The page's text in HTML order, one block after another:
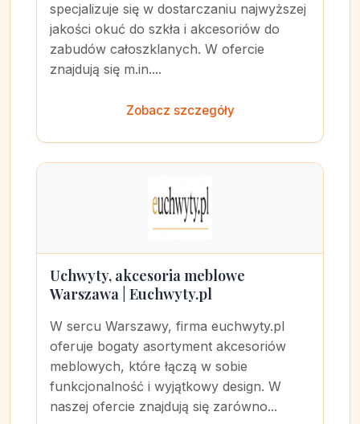
specjalizuje się w dostarczaniu najwyższej
jakości okuć do szkła i akcesoriów do
zabudów całoszklanych. W ofercie
znajdują się m.in....
Zobacz szczegóły
Uchwyty, akcesoria meblowe
Warszawa | Euchwyty.pl
W sercu Warszawy, firma euchwyty.pl
oferuje bogaty asortyment akcesoriów
meblowych, które łączą w sobie
funkcjonalność i wyjątkowy design. W
naszej ofercie znajdują się zarówno...